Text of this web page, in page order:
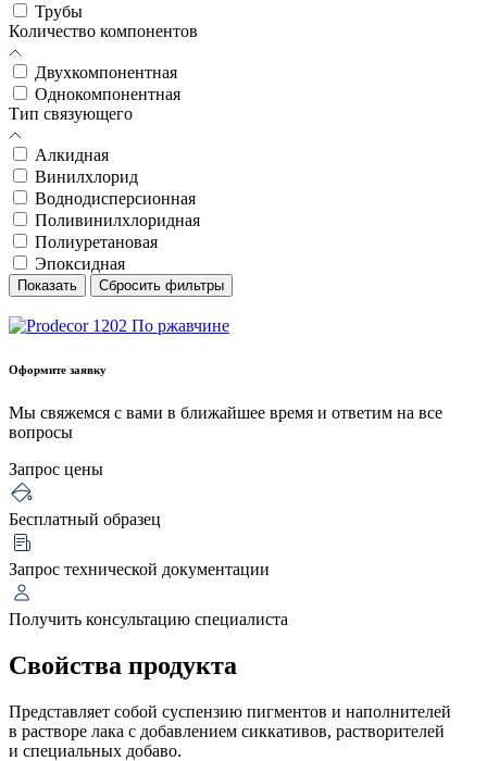
Трубы
Количество компонентов
Двухкомпонентная
Однокомпонентная
Тип связующего
Алкидная
Винилхлорид
Воднодисперсионная
Поливинилхлоридная
Полиуретановая
Эпоксидная
Показать Сбросить фильтры
Оформите заявку
Мы свяжемся с вами в ближайшее время и ответим на все
вопросы
Запрос цены
Бесплатный образец
Запрос технической документации
Получить консультацию специалиста
Свойства продукта
Представляет собой суспензию пигментов и наполнителей
в растворе лака с добавлением сиккативов, растворителей
и специальных добаво.